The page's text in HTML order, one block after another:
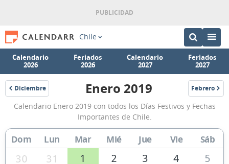
Chile
Calendario
2026
Feriados
2026
Calendario
2027
Feriados
2027
Diciembre
2018
Calendario
Enero
2019
de
Chile
Enero 2019 Febrero
2019
Calendario Enero 2019 con todos los Días Festivos y Fechas
Importantes de Chile.
Dom Lun Mar Mié Jue Vie Sáb
30 31 1 2 3 4
5